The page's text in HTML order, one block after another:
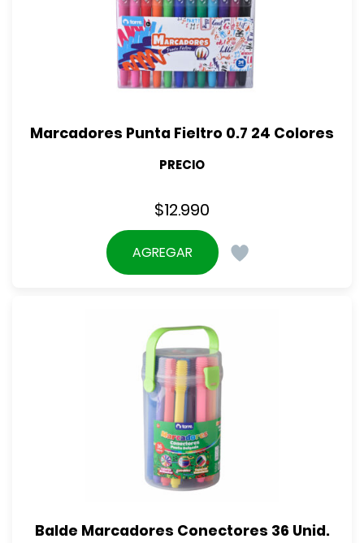
Marcadores Punta Fieltro 0.7 24 Colores
PRECIO
$12.990
AGREGAR
Balde Marcadores Conectores 36 Unid.